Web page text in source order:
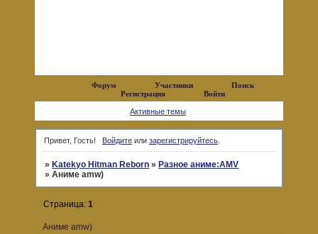
Форум Участники
Поиск
Регистрация
Войти
Активные темы
Привет, Гость! Войдитеили зарегистрируйтесь.
» Katekyo Hitman Reborn » Разное аниме:AMV
»Аниме amw)
Аниме amw)
Страница:1